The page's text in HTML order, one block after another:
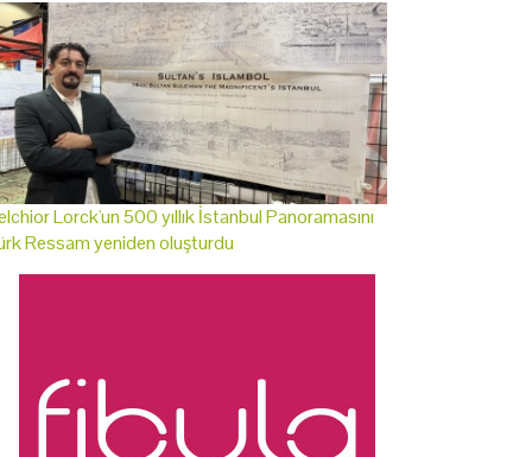
Lorck'un 500 yıllık İstanbul Panoramasını
Ressam yeniden oluşturdu